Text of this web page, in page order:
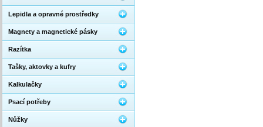
Lepidla a opravné prostředky
Magnety a magnetické pásky
Razítka
Tašky, aktovky a kufry
Kalkulačky
Psací potřeby
Nůžky